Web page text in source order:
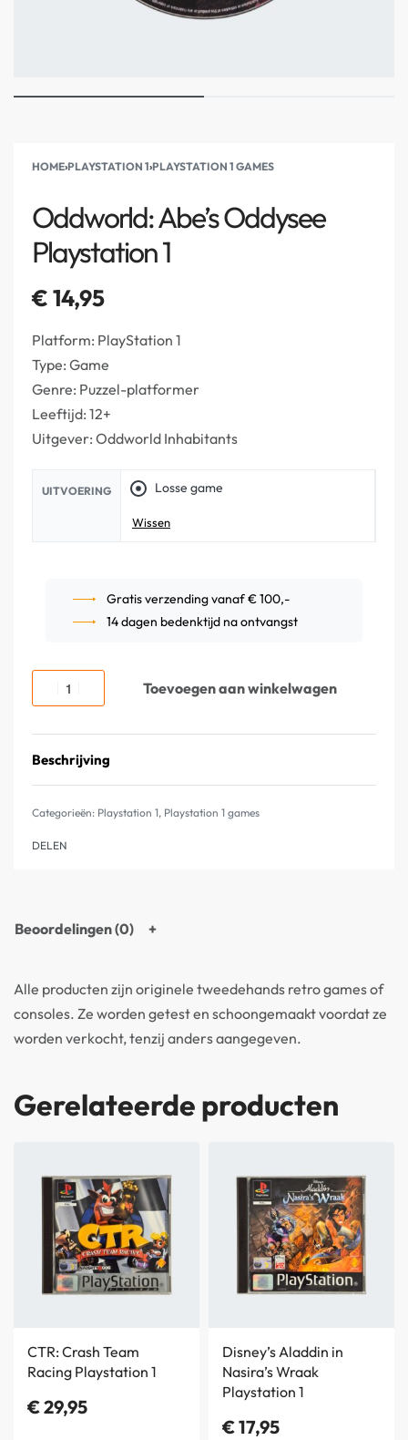
HOME›PLAYSTATION 1›PLAYSTATION 1 GAMES
Oddworld: Abe’s Oddysee
Playstation 1
€14,95
Platform: PlayStation 1
Type: Game
Genre: Puzzel-platformer
Leeftijd: 12+
Uitgever: Oddworld Inhabitants
UITVOERING Losse game
Wissen
Gratis verzending vanaf € 100,-
14 dagen bedenktijd na ontvangst
Toevoegen aan winkelwagen
Beschrijving
Categorieën: Playstation 1, Playstation 1 games
DELEN
Beoordelingen (0)
Alle producten zijn originele tweedehands retro games of
consoles. Ze worden getest en schoongemaakt voordat ze
worden verkocht, tenzij anders aangegeven.
Gerelateerde producten
CTR: Crash Team
Racing Playstation 1
€29,95
Disney’s Aladdin in
Nasira’s Wraak
Playstation 1
€17,95